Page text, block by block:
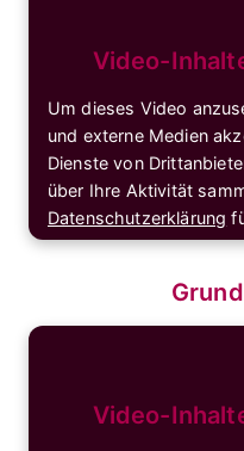
Video-
Um dieses Video
und externe Medien
Dienste von
über Ihre Aktivität
Datenschutzerklärung
Video-